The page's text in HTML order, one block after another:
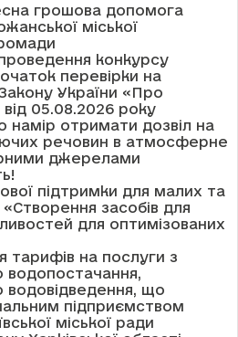
грошова допомога
міської
конкурсу
перевірки на
України «Про
05.08.2026 року
намір отримати дозвіл на
речовин в атмосферне
джерелами
підтримки для малих та
«Створення засобів для
для оптимізованих
тарифів на послуги з
водопостачання,
водовідведення, що
підприємством
міської ради